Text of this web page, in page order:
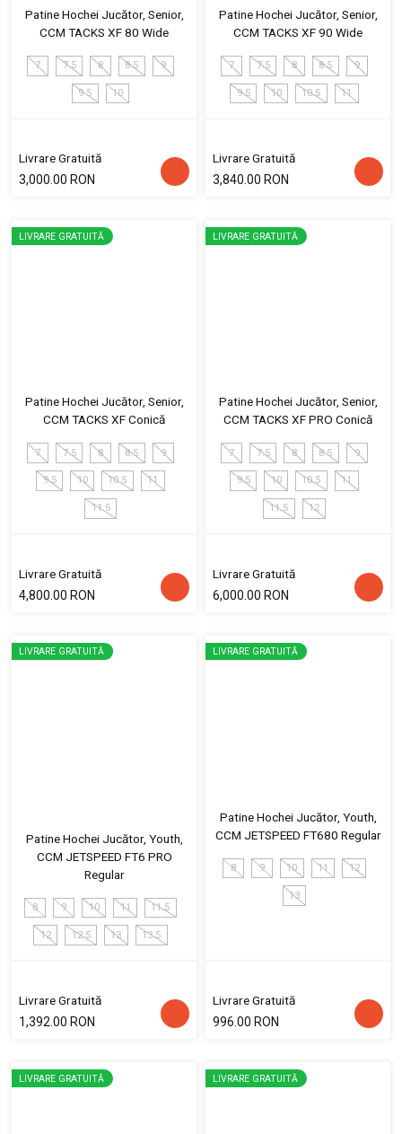
Patine Hochei Jucător, Senior,
CCM TACKS XF 80 Wide
7 7.5 8 8.5 9
9.5 10
Livrare Gratuită
3,000.00 RON
Patine Hochei Jucător, Senior,
CCM TACKS XF 90 Wide
7 7.5 8 8.5 9
9.5 10 10.5 11
Livrare Gratuită
3,840.00 RON
LIVRARE GRATUITĂ
Patine Hochei Jucător, Senior,
CCM TACKS XF Conică
7 7.5 8 8.5 9
9.5 10 10.5 11
11.5
Livrare Gratuită
4,800.00 RON
LIVRARE GRATUITĂ
Patine Hochei Jucător, Senior,
CCM TACKS XF PRO Conică
7 7.5 8 8.5 9
9.5 10 10.5 11
11.5 12
Livrare Gratuită
6,000.00 RON
LIVRARE GRATUITĂ
Patine Hochei Jucător, Youth,
CCM JETSPEED FT6 PRO
Regular
8 9 10 11 11.5
12 12.5 13 13.5
Livrare Gratuită
1,392.00 RON
LIVRARE GRATUITĂ
Patine Hochei Jucător, Youth,
CCM JETSPEED FT680 Regular
8 9 10 11 12
13
Livrare Gratuită
996.00 RON
LIVRARE GRATUITĂ LIVRARE GRATUITĂ